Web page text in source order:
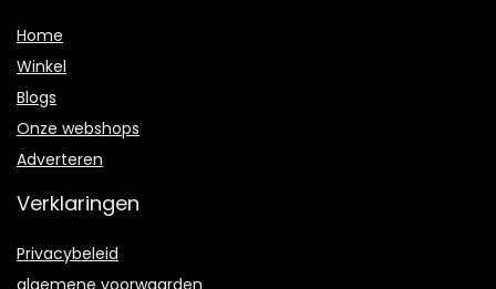
Home
Winkel
Blogs
Onze webshops
Adverteren
Verklaringen
Privacybeleid
algemene voorwaarden